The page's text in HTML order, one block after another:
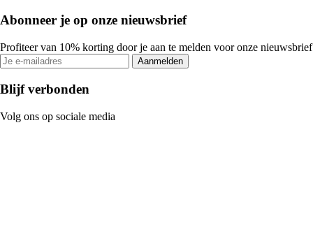
Abonneer je op onze nieuwsbrief
Profiteer van 10% korting door je aan te melden voor onze nieuwsbrief
Aanmelden
Blijf verbonden
Volg ons op sociale media